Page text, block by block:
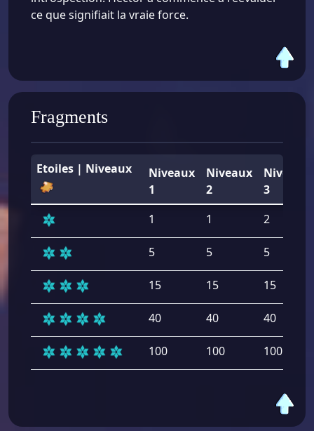
ce que signifiait la vraie force.
Fragments
Etoiles | Niveaux
Niveaux
1
Niveaux
2
Niveaux
3
1
1 2
5 5 5
15 15 15
40 40 40
100 100 100